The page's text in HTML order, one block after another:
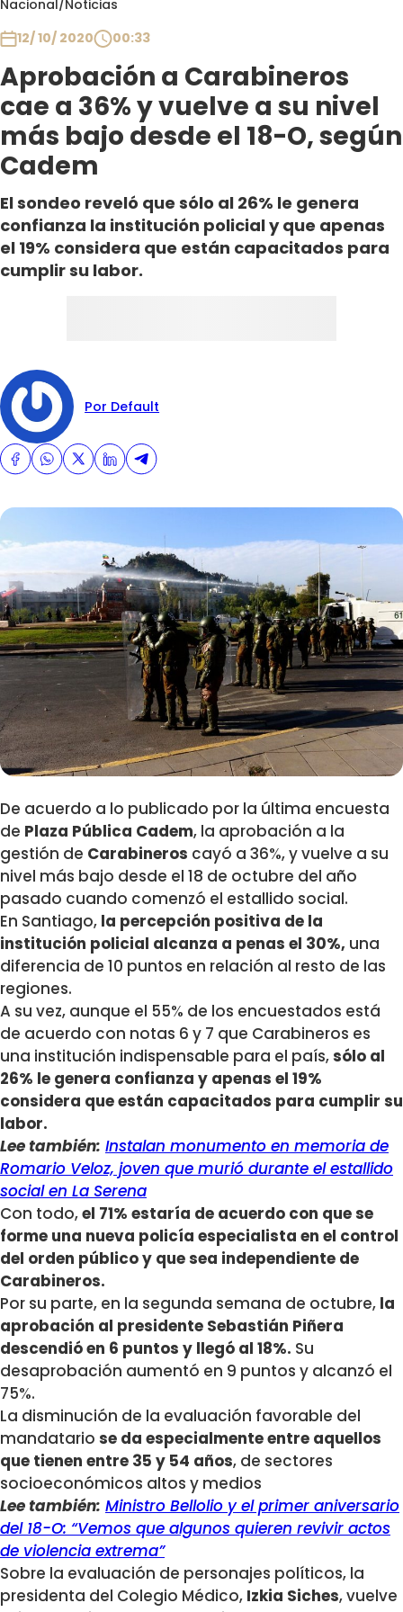
Nacional/Noticias
12/ 10/ 2020
00:33
Aprobación a Carabineros
cae a 36% y vuelve a su nivel
más bajo desde el 18-O, según
Cadem
El sondeo reveló que sólo al 26% le genera
confianza la institución policial y que apenas
el 19% considera que están capacitados para
cumplir su labor.
Por Default
De acuerdo a lo publicado por la última encuesta
de Plaza Pública Cadem, la aprobación a la
gestión de Carabineros cayó a 36%, y vuelve a su
nivel más bajo desde el 18 de octubre del año
pasado cuando comenzó el estallido social.
En Santiago, la percepción positiva de la
institución policial alcanza a penas el 30%, una
diferencia de 10 puntos en relación al resto de las
regiones.
A su vez, aunque el 55% de los encuestados está
de acuerdo con notas 6 y 7 que Carabineros es
una institución indispensable para el país,sólo al
26% le genera confianza y apenas el 19%
considera que están capacitados para cumplir su
labor.
Lee también: Instalan monumento en memoria de
Romario Veloz, joven que murió durante el estallido
social en La Serena
Con todo,el 71% estaría de acuerdo con que se
forme una nueva policía especialista en el control
del orden público y que sea independiente de
Carabineros.
Por su parte, en la segunda semana de octubre, la
aprobación al presidente Sebastián Piñera
descendió en 6 puntos y llegó al 18%. Su
desaprobación aumentó en 9 puntos y alcanzó el
75%.
La disminución de la evaluación favorable del
mandatario se da especialmente entre aquellos
que tienen entre 35 y 54 años, de sectores
socioeconómicos altos y medios
Lee también: Ministro Bellolio y el primer aniversario
del 18-O: “Vemos que algunos quieren revivir actos
de violencia extrema”
Sobre la evaluación de personajes políticos, la
presidenta del Colegio Médico, Izkia Siches, vuelve
Club De La Comedia
Contigo en Directo
Plan Perfecto
El Tiempo
Sabingo
Todos Los Programas